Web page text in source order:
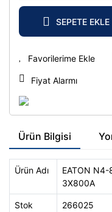
SEPETE EKLE
Fiyat Alarmı
Ürün Bilgisi
Ürün Adı
EATON N4-
3X800A
Stok
266025